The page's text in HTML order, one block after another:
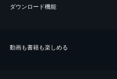
ダウンロード機能
動画も書籍も楽しめる